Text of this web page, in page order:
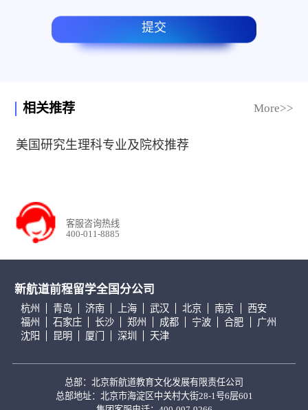
提交
相关推荐 More>>
美国研究生理科专业及院校推荐
客服咨询热线
400-011-8885
新航道前程留学全国分公司
杭州 青岛 济南 上海 武汉 北京 南京
西安
福州
石家庄 长沙 郑州 成都 宁波 合肥
广州
沈阳
昆明 厦门 深圳 天津
总部：北京新航道教育文化发展有限责任公司
总部地址：北京市海淀区中关村大街28-1号6层601